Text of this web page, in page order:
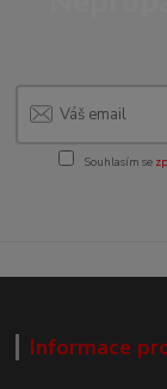
Souhlasím se
Informace